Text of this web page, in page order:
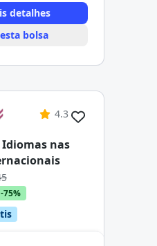
detalhes
bolsa
4.3
nas
-75%